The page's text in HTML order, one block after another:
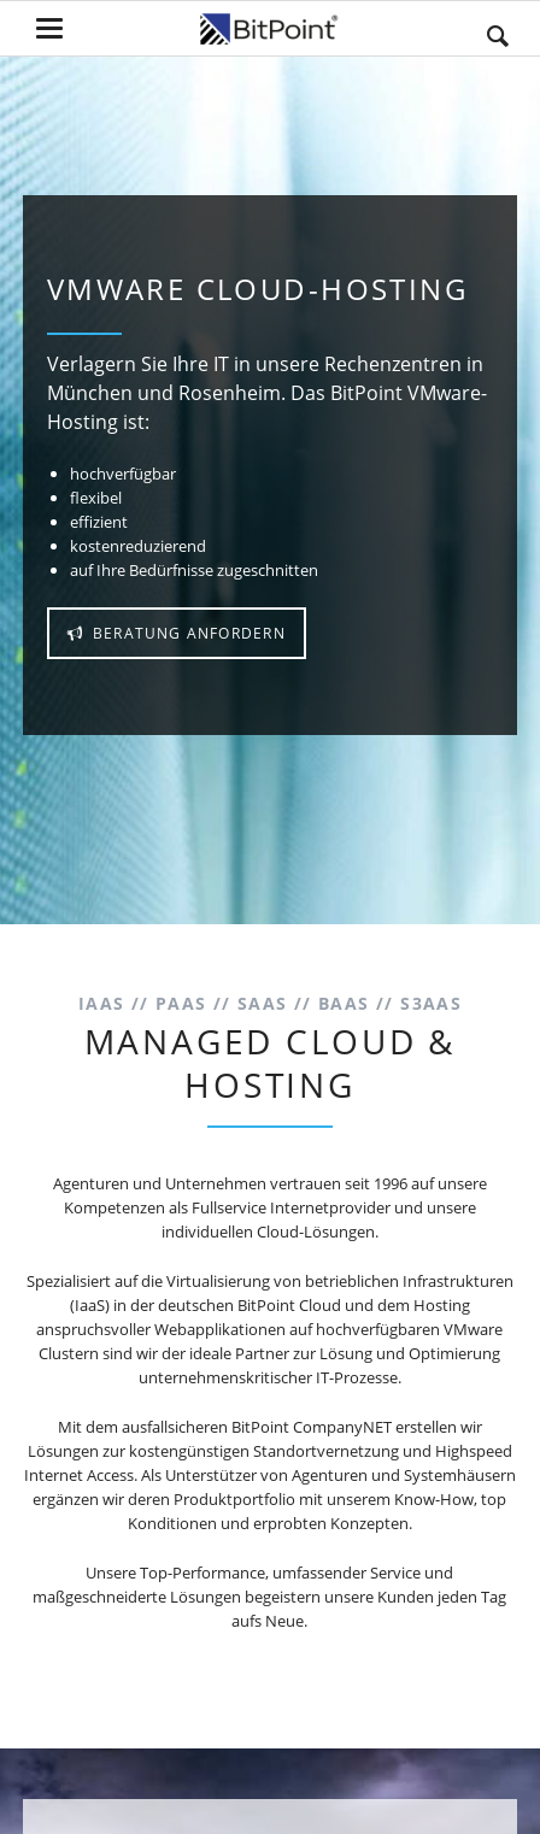
VMWARE CLOUD-HOSTING
Verlagern Sie Ihre IT in unsere Rechenzentren in
München und Rosenheim. Das BitPoint VMware-
Hosting ist:
hochverfügbar
flexibel
effizient
kostenreduzierend
auf Ihre Bedürfnisse zugeschnitten
BERATUNG ANFORDERN
IAAS // PAAS // SAAS // BAAS // S3AAS
MANAGED CLOUD &
HOSTING
Agenturen und Unternehmen vertrauen seit 1996 auf unsere
Kompetenzen als Fullservice Internetprovider und unsere
individuellen Cloud-Lösungen.
Spezialisiert auf die Virtualisierung von betrieblichen Infrastrukturen
(IaaS) in der deutschen BitPoint Cloud und dem Hosting
anspruchsvoller Webapplikationen auf hochverfügbaren VMware
Clustern sind wir der ideale Partner zur Lösung und Optimierung
unternehmenskritischer IT-Prozesse.
Mit dem ausfallsicheren BitPoint CompanyNET erstellen wir
Lösungen zur kostengünstigen Standortvernetzung und Highspeed
Internet Access. Als Unterstützer von Agenturen und Systemhäusern
ergänzen wir deren Produktportfolio mit unserem Know-How, top
Konditionen und erprobten Konzepten.
Unsere Top-Performance, umfassender Service und
maßgeschneiderte Lösungen begeistern unsere Kunden jeden Tag
aufs Neue.